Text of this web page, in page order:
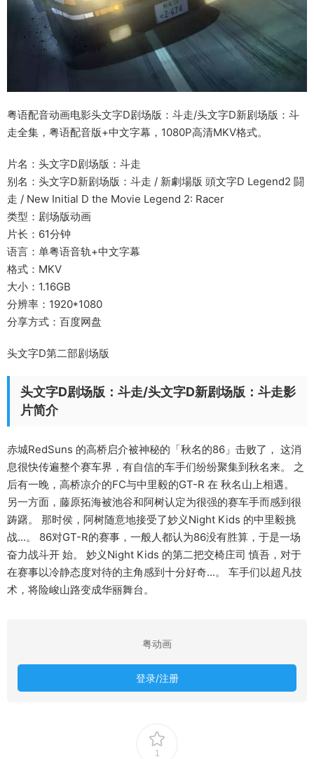
粤语配音动画电影头文字D剧场版：斗走/头文字D新剧场版：斗
走全集，粤语配音版+中文字幕，1080P高清MKV格式。
片名：头文字D剧场版：斗走
别名：头文字D新剧场版：斗走 / 新劇場版 頭文字D Legend2 闘
走 / New Initial D the Movie Legend 2: Racer
类型：剧场版动画
片长：61分钟
语言：单粤语音轨+中文字幕
格式：MKV
大小：1.16GB
分辨率：1920*1080
分享方式：百度网盘
头文字D第二部剧场版
头文字D剧场版：斗走/头文字D新剧场版：斗走影
片简介
赤城RedSuns 的高桥启介被神秘的「秋名的86」击败了， 这消
息很快传遍整个赛车界，有自信的车手们纷纷聚集到秋名来。 之
后有一晚，高桥凉介的FC与中里毅的GT-R 在 秋名山上相遇。
另一方面，藤原拓海被池谷和阿树认定为很强的赛车手而感到很
踌躇。 那时侯，阿树随意地接受了妙义Night Kids 的中里毅挑
战...。 86对GT-R的赛事，一般人都认为86没有胜算，于是一场
奋力战斗开 始。 妙义Night Kids 的第二把交椅庄司 慎吾，对于
在赛事以冷静态度对待的主角感到十分好奇...。 车手们以超凡技
术，将险峻山路变成华丽舞台。
粤动画
登录/注册
1